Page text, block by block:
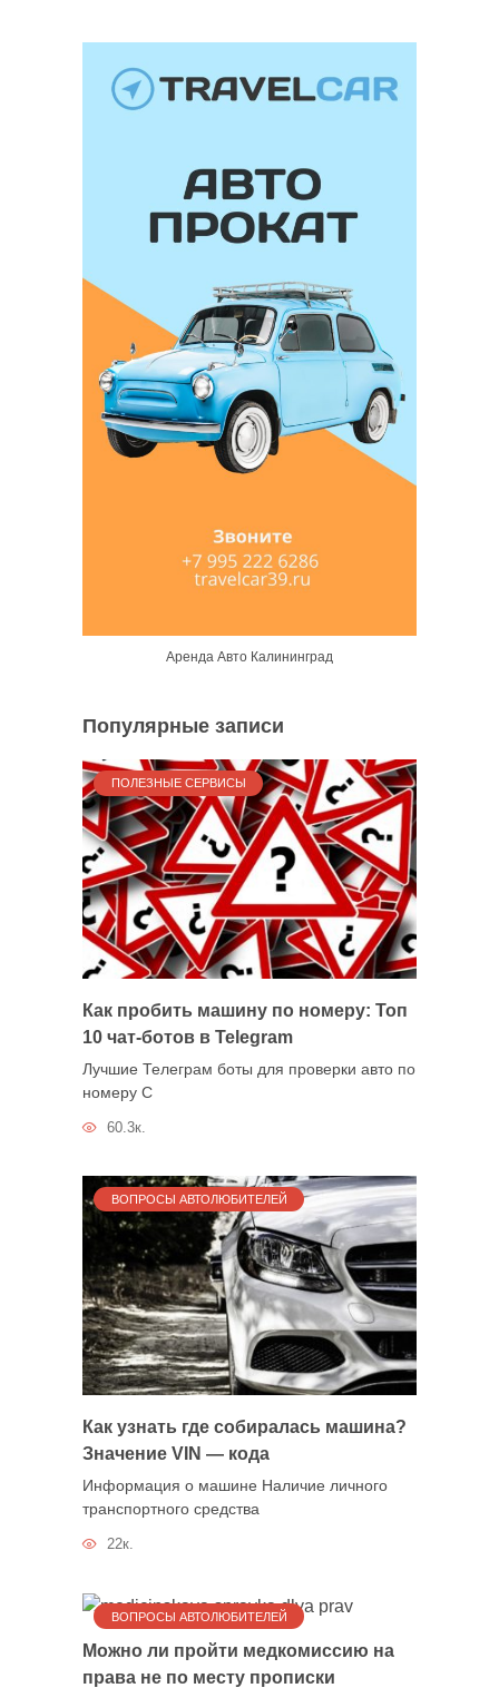
Аренда Авто Калининград
Популярные записи
ПОЛЕЗНЫЕ СЕРВИСЫ
Как пробить машину по номеру: Топ
10 чат-ботов в Telegram
Лучшие Телеграм боты для проверки авто по
номеру С
60.3к.
ВОПРОСЫ АВТОЛЮБИТЕЛЕЙ
Как узнать где собиралась машина?
Значение VIN — кода
Информация о машине Наличие личного
транспортного средства
22к.
ВОПРОСЫ АВТОЛЮБИТЕЛЕЙ
Можно ли пройти медкомиссию на
права не по месту прописки